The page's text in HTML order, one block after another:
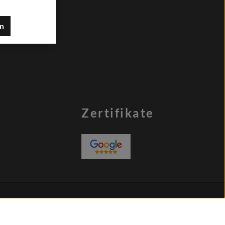
Zertifikate
anders angegeben.